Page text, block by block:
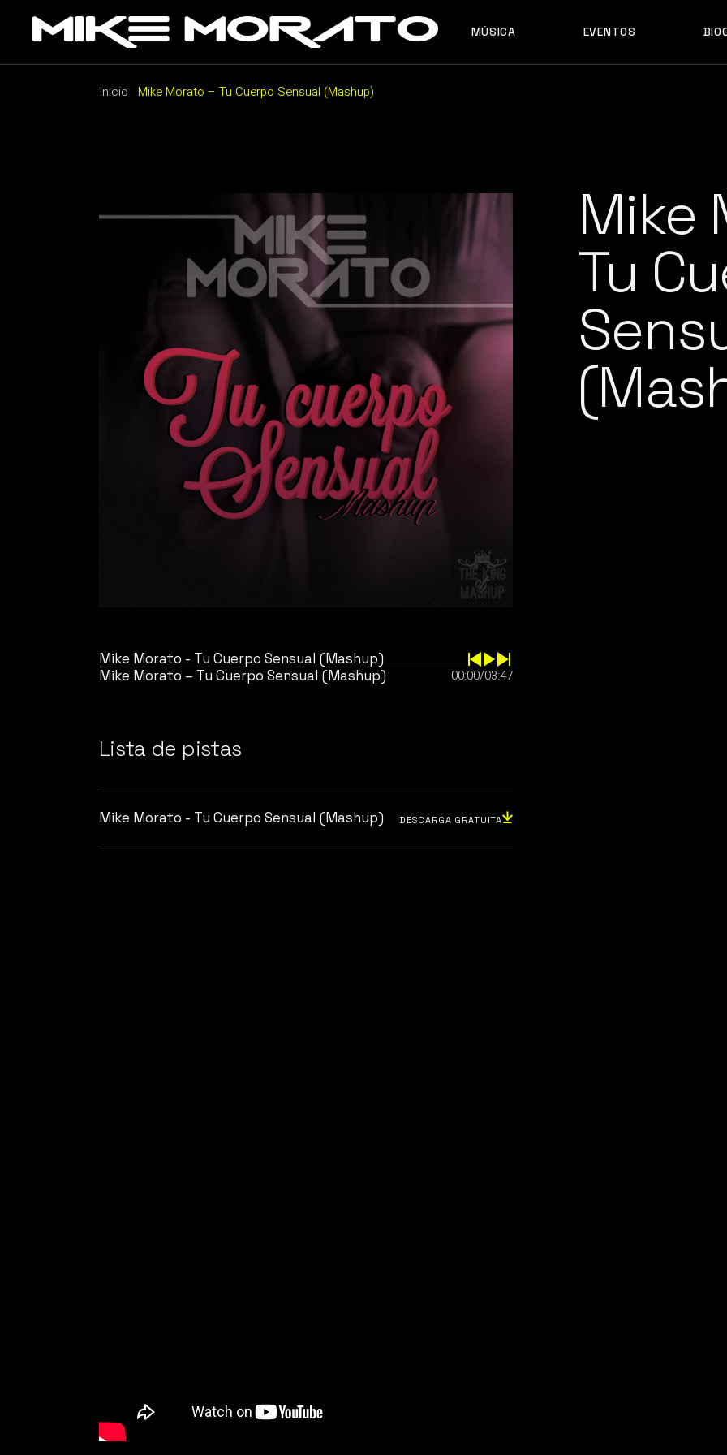
contenido MÚSICA EVENTOS
MASHUPS
ORIGINALES
Inicio Mike Morato – Tu Cuerpo Sensual (Mashup)
Mike Morato - Tu Cuerpo Sensual (Mashup)
Mike Morato – Tu Cuerpo Sensual (Mashup)
00:00/03:47
Lista de pistas
Mike Morato - Tu Cuerpo Sensual (Mashup) DESCARGA GRATUITA
Mike
Tu